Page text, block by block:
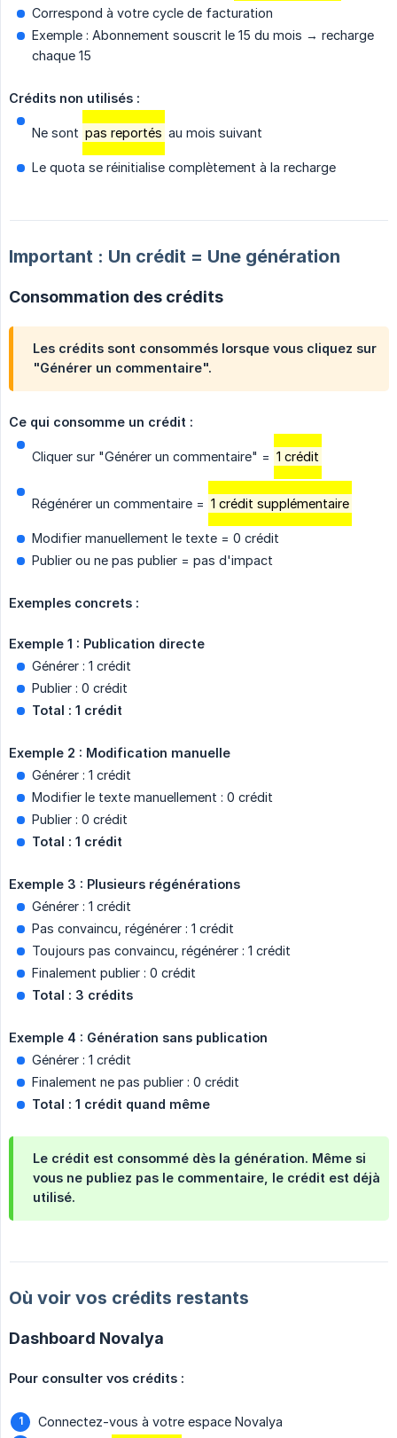
Correspond à votre cycle de facturation
Exemple : Abonnement souscrit le 15 du mois → recharge
chaque 15
Crédits non utilisés :
Ne sont pas reportés au mois suivant
Le quota se réinitialise complètement à la recharge
Important : Un crédit = Une génération
Consommation des crédits
Les crédits sont consommés lorsque vous cliquez sur
"Générer un commentaire".
Ce qui consomme un crédit :
Cliquer sur "Générer un commentaire" = 1 crédit
Régénérer un commentaire = 1 crédit supplémentaire
Modifier manuellement le texte = 0 crédit
Publier ou ne pas publier = pas d'impact
Exemples concrets :
Exemple 1 : Publication directe
Générer : 1 crédit
Publier : 0 crédit
Total : 1 crédit
Exemple 2 : Modification manuelle
Générer : 1 crédit
Modifier le texte manuellement : 0 crédit
Publier : 0 crédit
Total : 1 crédit
Exemple 3 : Plusieurs régénérations
Générer : 1 crédit
Pas convaincu, régénérer : 1 crédit
Toujours pas convaincu, régénérer : 1 crédit
Finalement publier : 0 crédit
Total : 3 crédits
Exemple 4 : Génération sans publication
Générer : 1 crédit
Finalement ne pas publier : 0 crédit
Total : 1 crédit quand même
Le crédit est consommé dès la génération. Même si
vous ne publiez pas le commentaire, le crédit est déjà
utilisé.
Où voir vos crédits restants
Dashboard Novalya
Pour consulter vos crédits :
Connectez-vous à votre espace Novalya